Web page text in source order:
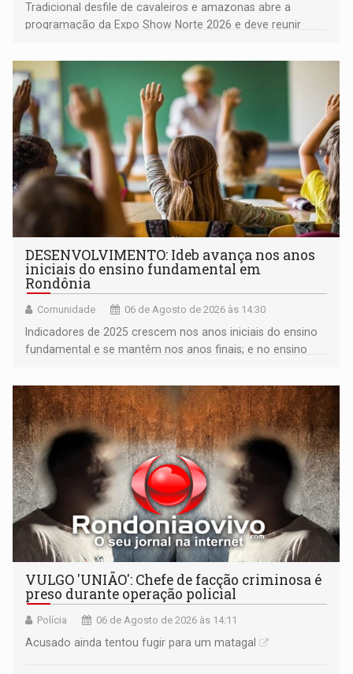
Tradicional desfile de cavaleiros e amazonas abre a
programação da Expo Show Norte 2026 e deve reunir
DESENVOLVIMENTO: Ideb avança nos anos
iniciais do ensino fundamental em
Rondônia
Comunidade 06 de Agosto de 2026 às 14:30
Indicadores de 2025 crescem nos anos iniciais do ensino
fundamental e se mantêm nos anos finais; e no ensino
VULGO 'UNIÃO': Chefe de facção criminosa é
preso durante operação policial
Polícia 06 de Agosto de 2026 às 14:11
Acusado ainda tentou fugir para um matagal